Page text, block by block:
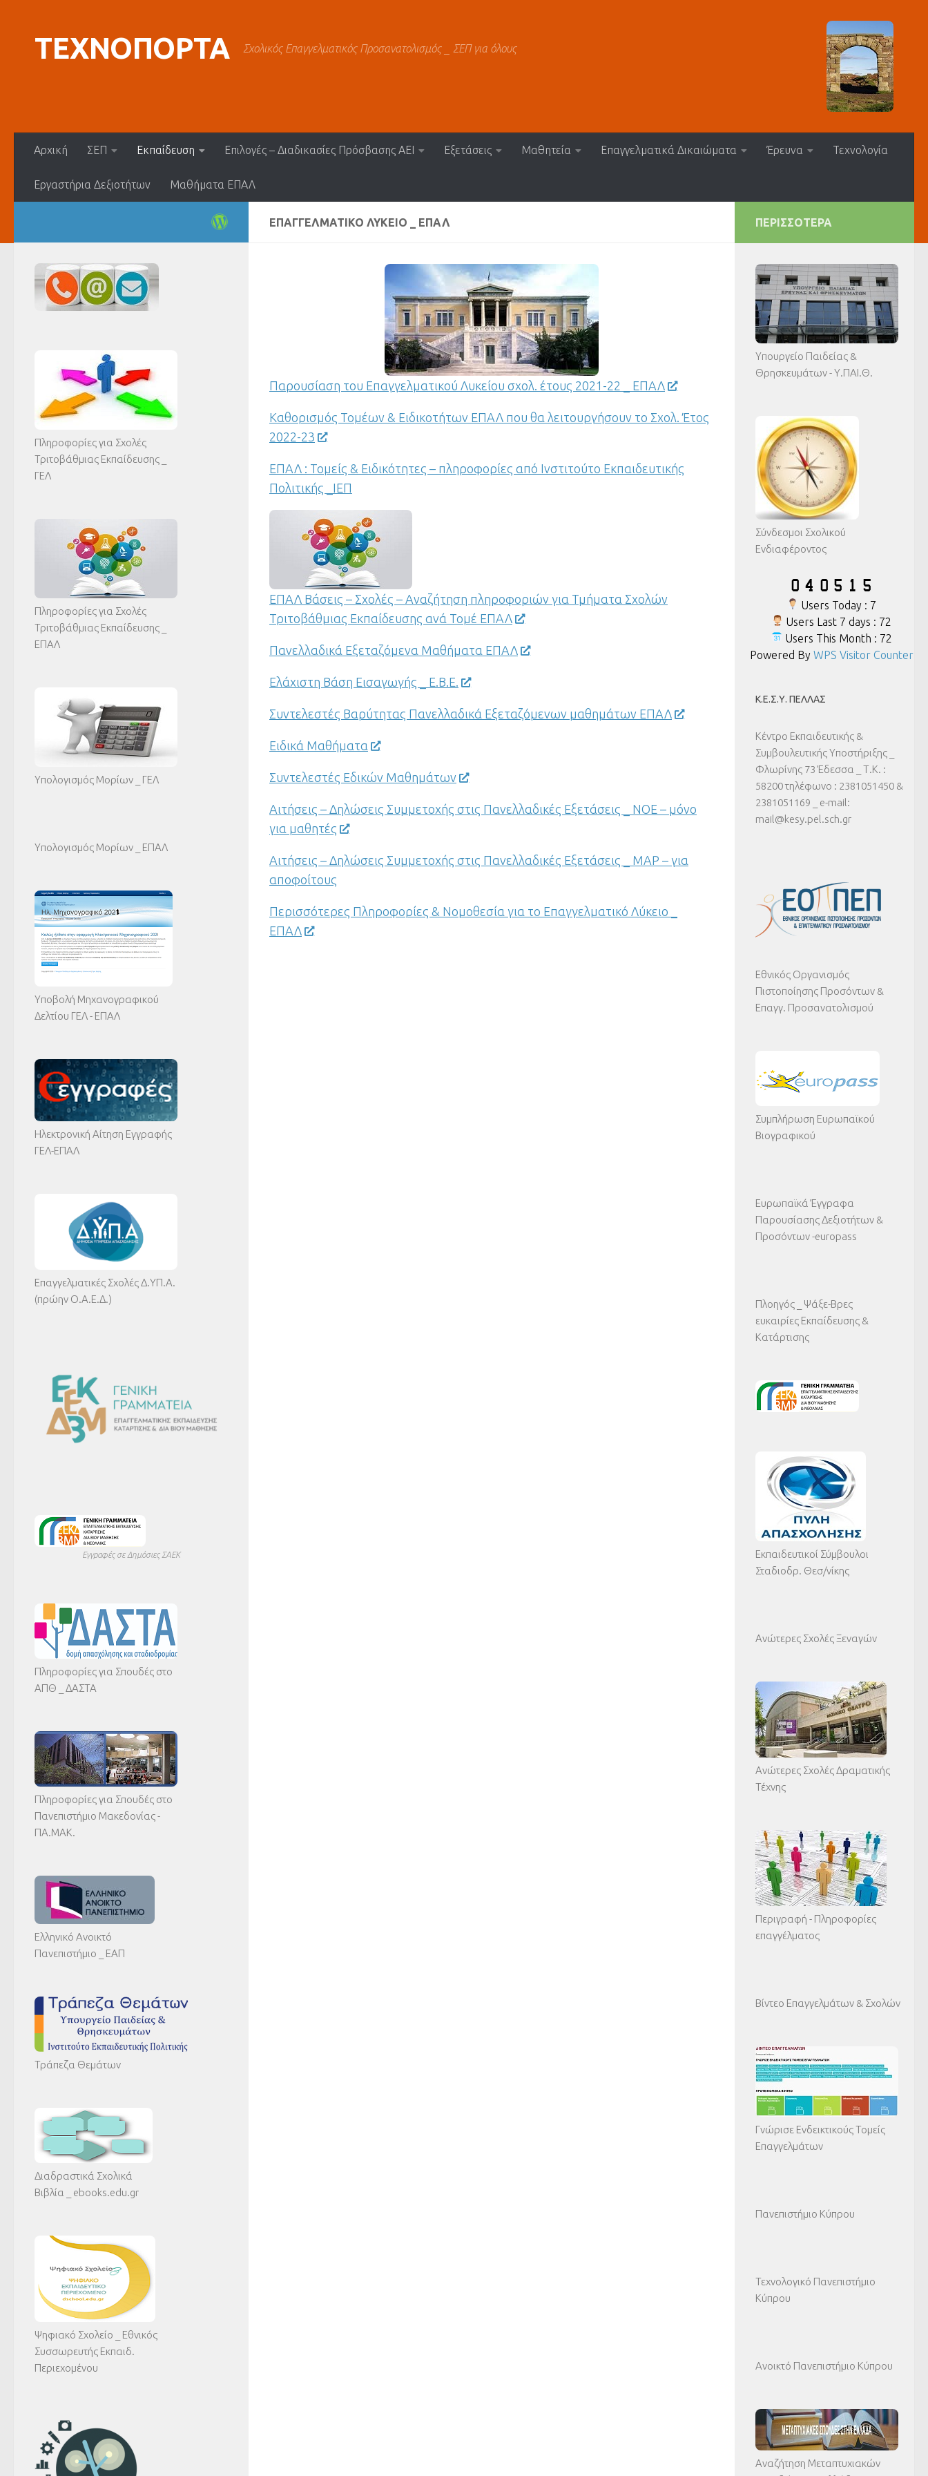
ΤΕΧΝΟΠΟΡΤΑ Σχολικός Επαγγελματικός Προσανατολισμός _ ΣΕΠ για όλους
Αρχική ΣΕΠ Εκπαίδευση Επιλογές – Διαδικασίες Πρόσβασης ΑΕΙ Εξετάσεις Μαθητεία Επαγγελματικά Δικαιώματα Έρευνα Τεχνολογία
Εργαστήρια Δεξιοτήτων Μαθήματα ΕΠΑΛ
ΕΠΑΓΓΕΛΜΑΤΙΚΌ ΛΎΚΕΙΟ _ ΕΠΑΛ
Παρουσίαση του Επαγγελματικού Λυκείου σχολ. έτους 2021-22 _ ΕΠΑΛ
Καθορισμός Τομέων & Ειδικοτήτων ΕΠΑΛ που θα λειτουργήσουν το Σχολ. Έτος
2022-23
ΕΠΑΛ : Τομείς & Ειδικότητες – πληροφορίες από Ινστιτούτο Εκπαιδευτικής
Πολιτικής _ΙΕΠ
ΕΠΑΛ Βάσεις – Σχολές – Αναζήτηση πληροφοριών για Τμήματα Σχολών
Τριτοβάθμιας Εκπαίδευσης ανά Τομέ ΕΠΑΛ
Πανελλαδικά Εξεταζόμενα Μαθήματα ΕΠΑΛ
Ελάχιστη Βάση Εισαγωγής _ Ε.Β.Ε.
Συντελεστές Βαρύτητας Πανελλαδικά Εξεταζόμενων μαθημάτων ΕΠΑΛ
Ειδικά Μαθήματα
Συντελεστές Εδικών Μαθημάτων
Αιτήσεις – Δηλώσεις Συμμετοχής στις Πανελλαδικές Εξετάσεις _ ΝΟΕ – μόνο
για μαθητές
Αιτήσεις – Δηλώσεις Συμμετοχής στις Πανελλαδικές Εξετάσεις _ ΜΑΡ – για
αποφοίτους
Περισσότερες Πληροφορίες & Νομοθεσία για το Επαγγελματικό Λύκειο _
ΕΠΑΛ
Πληροφορίες για Σχολές
Τριτοβάθμιας Εκπαίδευσης _
ΓΕΛ
Πληροφορίες για Σχολές
Τριτοβάθμιας Εκπαίδευσης _
ΕΠΑΛ
Υπολογισμός Μορίων _ ΓΕΛ
Υπολογισμός Μορίων _ ΕΠΑΛ
Υποβολή Μηχανογραφικού
Δελτίου ΓΕΛ - ΕΠΑΛ
Ηλεκτρονική Αίτηση Εγγραφής
ΓΕΛ-ΕΠΑΛ
Επαγγελματικές Σχολές Δ.ΥΠ.Α.
(πρώην Ο.Α.Ε.Δ.)
Εγγραφές σε Δημόσιες ΣΑΕΚ
Πληροφορίες για Σπουδές στο
ΑΠΘ _ ΔΑΣΤΑ
Πληροφορίες για Σπουδές στο
Πανεπιστήμιο Μακεδονίας -
ΠΑ.ΜΑΚ.
Ελληνικό Ανοικτό
Πανεπιστήμιο _ ΕΑΠ
Τράπεζα Θεμάτων
Διαδραστικά Σχολικά
Βιβλία _ ebooks.edu.gr
Ψηφιακό Σχολείο _ Εθνικός
Συσσωρευτής Εκπαιδ.
Περιεχομένου
ΠΕΡΙΣΣΌΤΕΡΑ
Υπουργείο Παιδείας &
Θρησκευμάτων - Υ.ΠΑΙ.Θ.
Σύνδεσμοι Σχολικού
Ενδιαφέροντος
Users Today : 7
Users Last 7 days : 72
Users This Month : 72
Powered By WPS Visitor Counter
Κ.Ε.Σ.Υ. ΠΈΛΛΑΣ
Κέντρο Εκπαιδευτικής &
Συμβουλευτικής Υποστήριξης _
Φλωρίνης 73 Έδεσσα _ Τ.Κ. :
58200 τηλέφωνο : 2381051450 &
2381051169 _ e-mail:
mail@kesy.pel.sch.gr
Εθνικός Οργανισμός
Πιστοποίησης Προσόντων &
Επαγγ. Προσανατολισμού
Συμπλήρωση Ευρωπαϊκού
Βιογραφικού
Ευρωπαϊκά Έγγραφα
Παρουσίασης Δεξιοτήτων &
Προσόντων -europass
Πλοηγός _ Ψάξε-Βρες
ευκαιρίες Εκπαίδευσης &
Κατάρτισης
Εκπαιδευτικοί Σύμβουλοι
Σταδιοδρ. Θεσ/νίκης
Ανώτερες Σχολές Ξεναγών
Ανώτερες Σχολές Δραματικής
Τέχνης
Περιγραφή - Πληροφορίες
επαγγέλματος
Βίντεο Επαγγελμάτων & Σχολών
Γνώρισε Ενδεικτικούς Τομείς
Επαγγελμάτων
Πανεπιστήμιο Κύπρου
Τεχνολογικό Πανεπιστήμιο
Κύπρου
Ανοικτό Πανεπιστήμιο Κύπρου
Αναζήτηση Μεταπτυχιακών